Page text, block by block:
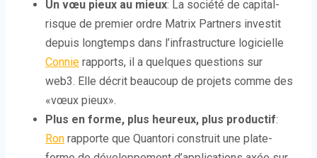
Un vœu pieux au mieux: La société de capital-
risque de premier ordre Matrix Partners investit
depuis longtemps dans l’infrastructure logicielle
Connie rapports, il a quelques questions sur
web3. Elle décrit beaucoup de projets comme des
«vœux pieux».
Plus en forme, plus heureux, plus productif:
Ron rapporte que Quantori construit une plate-